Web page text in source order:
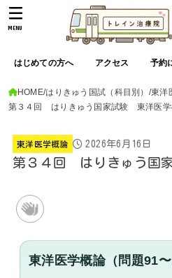
はじめての方へ アクセス 予約
MENU
HOME はりきゅう国試（科目別）
東洋
第３４回 はりきゅう国家試験 東洋医学
東洋医学概論 2026年6月16日
第３４回 はりきゅう国
東洋医学概論（問題91〜